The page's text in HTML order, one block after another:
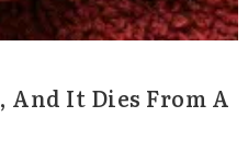
And It Dies From A